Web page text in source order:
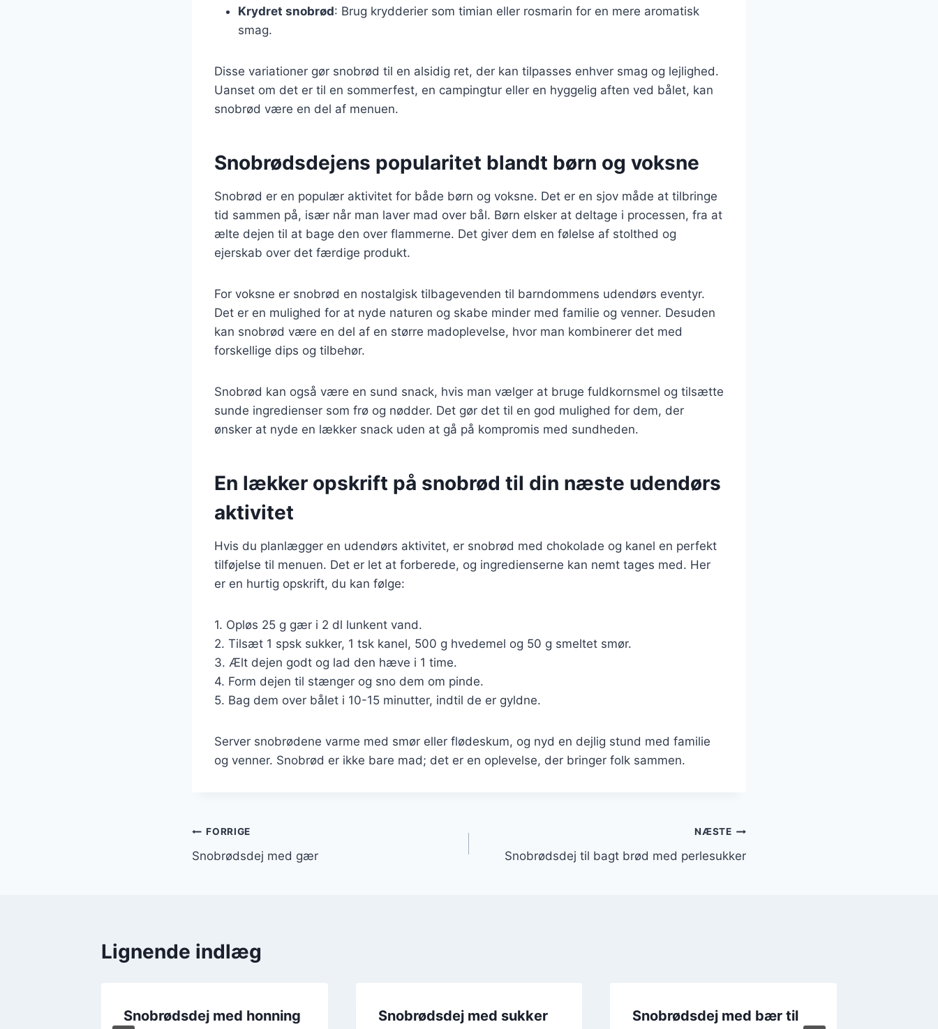
Krydret snobrød: Brug krydderier som timian eller rosmarin for en mere aromatisk
smag.
Disse variationer gør snobrød til en alsidig ret, der kan tilpasses enhver smag og lejlighed.
Uanset om det er til en sommerfest, en campingtur eller en hyggelig aften ved bålet, kan
snobrød være en del af menuen.
Snobrødsdejens popularitet blandt børn og voksne
Snobrød er en populær aktivitet for både børn og voksne. Det er en sjov måde at tilbringe
tid sammen på, især når man laver mad over bål. Børn elsker at deltage i processen, fra at
ælte dejen til at bage den over flammerne. Det giver dem en følelse af stolthed og
ejerskab over det færdige produkt.
For voksne er snobrød en nostalgisk tilbagevenden til barndommens udendørs eventyr.
Det er en mulighed for at nyde naturen og skabe minder med familie og venner. Desuden
kan snobrød være en del af en større madoplevelse, hvor man kombinerer det med
forskellige dips og tilbehør.
Snobrød kan også være en sund snack, hvis man vælger at bruge fuldkornsmel og tilsætte
sunde ingredienser som frø og nødder. Det gør det til en god mulighed for dem, der
ønsker at nyde en lækker snack uden at gå på kompromis med sundheden.
En lækker opskrift på snobrød til din næste udendørs
aktivitet
Hvis du planlægger en udendørs aktivitet, er snobrød med chokolade og kanel en perfekt
tilføjelse til menuen. Det er let at forberede, og ingredienserne kan nemt tages med. Her
er en hurtig opskrift, du kan følge:
1. Opløs 25 g gær i 2 dl lunkent vand.
2. Tilsæt 1 spsk sukker, 1 tsk kanel, 500 g hvedemel og 50 g smeltet smør.
3. Ælt dejen godt og lad den hæve i 1 time.
4. Form dejen til stænger og sno dem om pinde.
5. Bag dem over bålet i 10-15 minutter, indtil de er gyldne.
Server snobrødene varme med smør eller flødeskum, og nyd en dejlig stund med familie
og venner. Snobrød er ikke bare mad; det er en oplevelse, der bringer folk sammen.
Indlægsnavigation
FORRIGE
Snobrødsdej med gær
NÆSTE
Snobrødsdej til bagt brød med perlesukker
Lignende indlæg
Snobrødsdej med honning
Snobrødsdej med sukker
Snobrødsdej med bær til